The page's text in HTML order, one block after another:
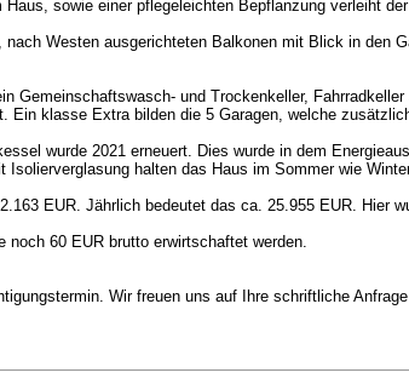
sowie einer pflegeleichten Bepflanzung verleiht
Westen ausgerichteten Balkonen mit Blick in den
Gemeinschaftswasch- und Trockenkeller,
klasse Extra bilden die 5 Garagen, welche
wurde 2021 erneuert. Dies wurde in dem
halten das Haus im Sommer wie
EUR. Jährlich bedeutet das ca. 25.955 EUR. Hier
noch 60 EUR brutto erwirtschaftet werden.
Wir freuen uns auf Ihre schriftliche